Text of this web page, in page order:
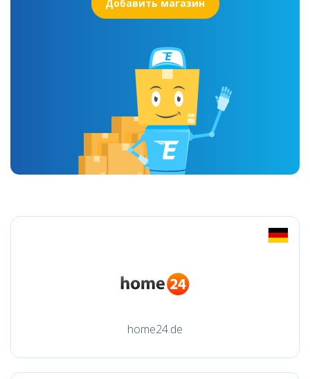
Добавить магазин
home24.de